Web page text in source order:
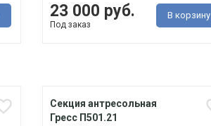
23 000 руб.
Под заказ
В корзину
Секция антресольная
Гресс П501.21